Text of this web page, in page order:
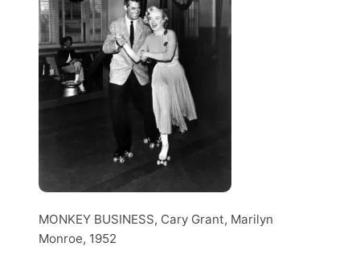
MONKEY BUSINESS, Cary Grant, Marilyn
Monroe, 1952